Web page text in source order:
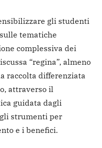
gli studenti
tematiche
complessiva dei
“regina”, almeno
raccolta differenziata
attraverso il
guidata dagli
strumenti per
e i benefici.